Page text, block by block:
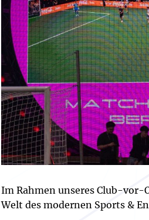
Im Rahmen unseres Club-vor-
Welt des modernen Sports &